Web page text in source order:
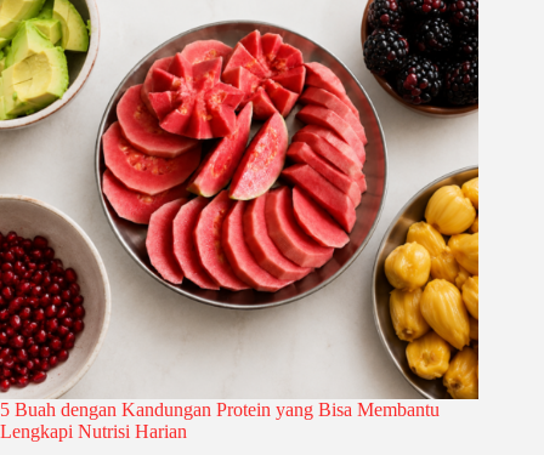
5 Buah dengan Kandungan Protein yang Bisa Membantu
Lengkapi Nutrisi Harian